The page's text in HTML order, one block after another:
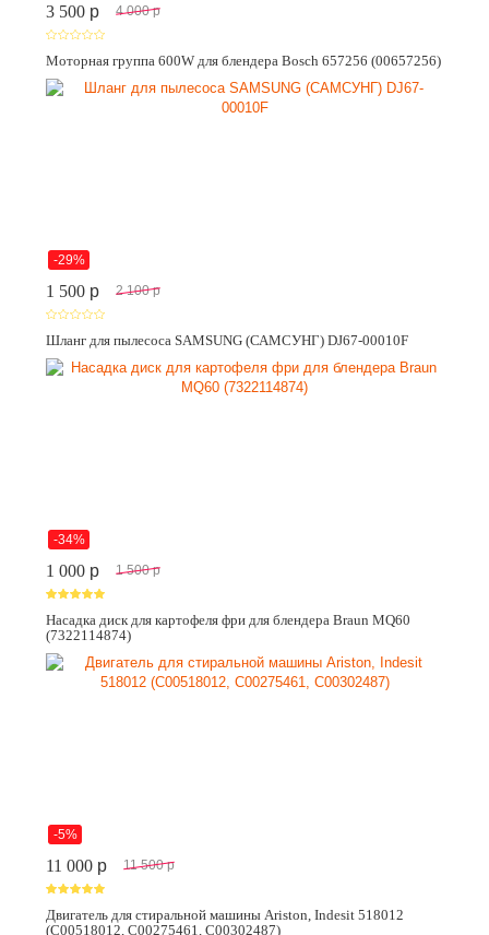
3 500 p 4 000 p
Моторная группа 600W для блендера Bosch 657256 (00657256)
-29%
1 500 p 2 100 p
Шланг для пылесоса SAMSUNG (САМСУНГ) DJ67-00010F
-34%
1 000 p 1 500 p
Насадка диск для картофеля фри для блендера Braun MQ60
(7322114874)
-5%
11 000 p 11 500 p
Двигатель для стиральной машины Ariston, Indesit 518012
(C00518012, C00275461, C00302487)